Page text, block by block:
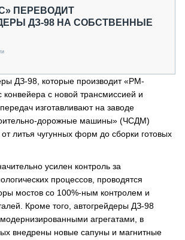
ПЕРЕВОДИТ
ДЗ-98 НА СОБСТВЕННЫЕ
ДЗ-98, которые производит «РМ-
конвейера с новой трансмиссией и
изготавливают на заводе
дорожные машины» (ЧСДМ)
литья чугунных форм до сборки готовых
усилен контроль за
процессов, проводятся
мостов со 100%-ным контролем и
Кроме того, автогрейдеры ДЗ-98
агрегатами, в
внедрены новые сапуны и магнитные